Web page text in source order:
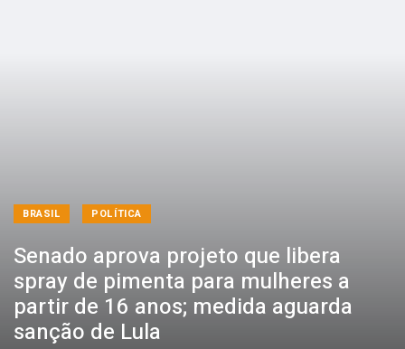
BRASIL POLÍTICA
Senado aprova projeto que libera
spray de pimenta para mulheres a
partir de 16 anos; medida aguarda
sanção de Lula